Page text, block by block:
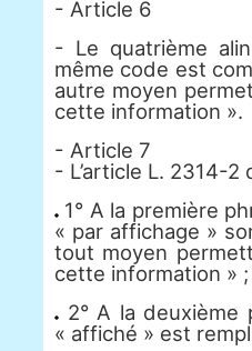
- Article 6
- Le quatrième
même code est
autre moyen
cette information ».
- Article 7
- L’article L. 2314-
1° A la première
« par affichage »
tout moyen
cette information » ;
2° A la deuxième
« affiché » est